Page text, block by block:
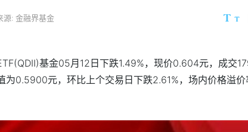
源: 金融界基金
基金05月12日下跌1.49%，现价0.604元，成交
为0.5900元，环比上个交易日下跌2.61%，场内价格溢